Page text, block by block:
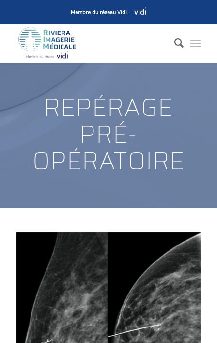
Membre du réseau Vidi.
REPÉRAGE
PRÉ-
OPÉRATOIRE